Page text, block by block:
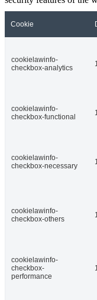
Cookie
cookielawinfo-
checkbox-analytics
cookielawinfo-
checkbox-functional
cookielawinfo-
checkbox-necessary
cookielawinfo-
checkbox-others
cookielawinfo-
checkbox-
performance